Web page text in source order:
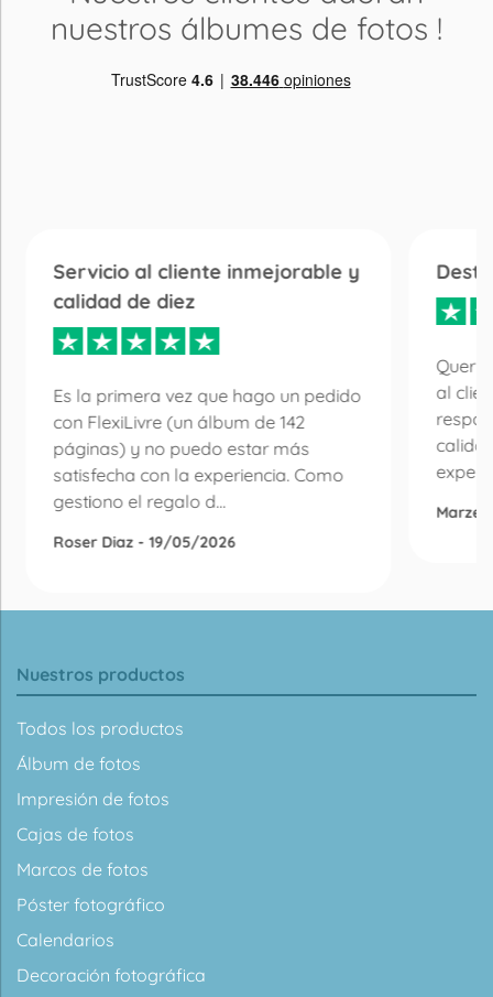
nuestros álbumes de fotos !
Servicio al cliente inmejorable y
calidad de diez
Es la primera vez que hago un pedido
con FlexiLivre (un álbum de 142
páginas) y no puedo estar más
satisfecha con la experiencia. Como
gestiono el regalo d...
Roser Diaz - 19/05/2026
al
Nuestros productos
Todos los productos
Álbum de fotos
Impresión de fotos
Cajas de fotos
Marcos de fotos
Póster fotográfico
Calendarios
Decoración fotográfica